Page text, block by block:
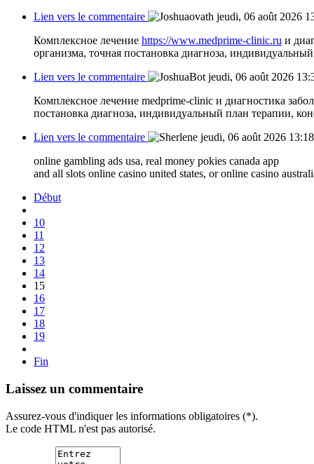
Lien vers le commentaire
jeudi, 06 août 2026
Комплексное лечение https://www.medprime-clinic.ru и
организма, точная постановка диагноза,
Lien vers le commentaire
jeudi, 06 août 2026
Комплексное лечение medprime-clinic и диагностика
постановка диагноза, индивидуальный план терапии,
Lien vers le commentaire
jeudi, 06 août 2026 13:18
online gambling ads usa, real money pokies canada app
and all slots online casino united states, or online casino
Début
10
11
12
13
14
15
16
17
18
19
Fin
Laissez un commentaire
Assurez-vous d'indiquer les informations obligatoires (*).
Le code HTML n'est pas autorisé.